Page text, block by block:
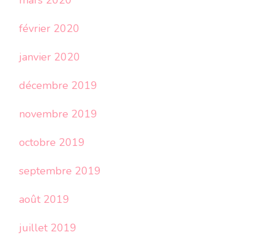
février 2020
janvier 2020
décembre 2019
novembre 2019
octobre 2019
septembre 2019
août 2019
juillet 2019